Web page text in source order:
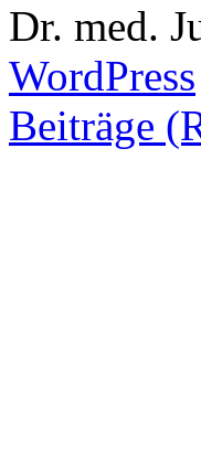
Dr. med.
WordPress
Beiträge